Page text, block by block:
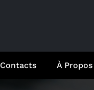
Contacts À Propos